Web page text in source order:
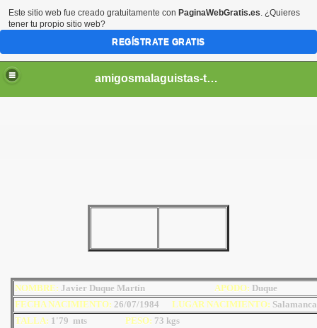
amigosmalaguistas-temporadas
NOMBRE: Javier Duque Martín APODO: Duque
FECHA NACIMIENTO: 26/07/1984 LUGAR NACIMIENTO: Salamanca
TALLA: 1'79 mts PESO: 73 kgs
Este sitio web fue creado gratuitamente con PaginaWebGratis.es. ¿Quieres
tener tu propio sitio web?
REGÍSTRATE GRATIS